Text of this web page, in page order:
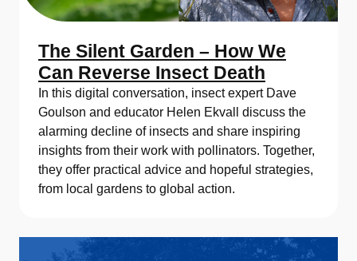
The Silent Garden – How We
Can Reverse Insect Death
In this digital conversation, insect expert Dave
Goulson and educator Helen Ekvall discuss the
alarming decline of insects and share inspiring
insights from their work with pollinators. Together,
they offer practical advice and hopeful strategies,
from local gardens to global action.